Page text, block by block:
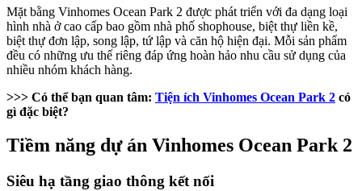
Mặt bằng Vinhomes Ocean Park 2 được phát triển với đa dạng loại
hình nhà ở cao cấp bao gồm nhà phố shophouse, biệt thự liền kề,
biệt thự đơn lập, song lập, tứ lập và căn hộ hiện đại. Mỗi sản phẩm
đều có những ưu thế riêng đáp ứng hoàn hảo nhu cầu sử dụng của
nhiều nhóm khách hàng.
>>> Có thể bạn quan tâm: Tiện ích Vinhomes Ocean Park 2 có
gì đặc biệt?
Tiềm năng dự án Vinhomes Ocean Park 2
Siêu hạ tầng giao thông kết nối